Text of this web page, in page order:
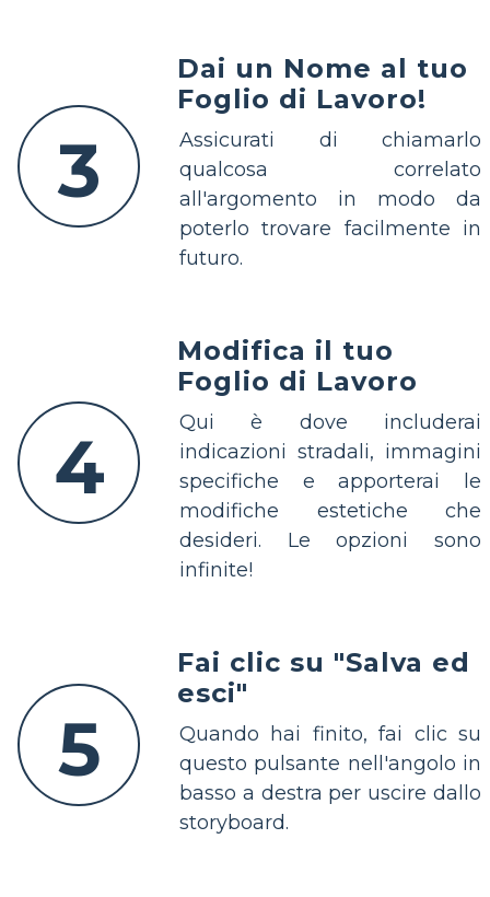
3
Dai un Nome al tuo
Foglio di Lavoro!
Assicurati di chiamarlo
qualcosa correlato
all'argomento in modo da
poterlo trovare facilmente in
futuro.
4
Modifica il tuo
Foglio di Lavoro
Qui è dove includerai
indicazioni stradali, immagini
specifiche e apporterai le
modifiche estetiche che
desideri. Le opzioni sono
infinite!
5
Fai clic su "Salva ed
esci"
Quando hai finito, fai clic su
questo pulsante nell'angolo in
basso a destra per uscire dallo
storyboard.